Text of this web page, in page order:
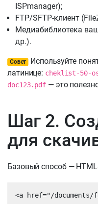
ISPmanager);
FTP/SFTP-клиент
Медиабиблиотека
др.).
Совет
Используйте
латинице: cheklist-50-
doc123.pdf — это
Шаг 2.
для
Базовый способ —
<a href="/documents/